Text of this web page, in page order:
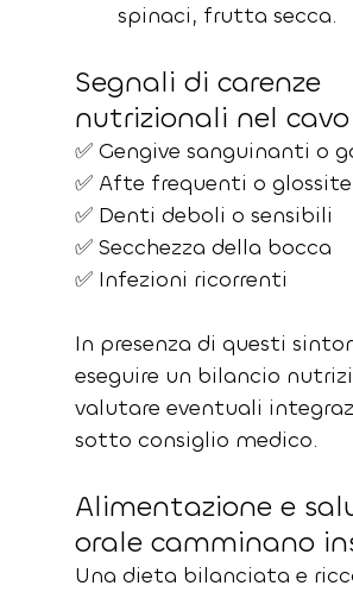
spinaci, frutta secca.
Segnali di carenze
nutrizionali nel
✅ Gengive sanguinanti o
✅ Afte frequenti o glossite
✅ Denti deboli o sensibili
✅ Secchezza della bocca
✅ Infezioni ricorrenti
In presenza di questi
eseguire un bilancio
valutare eventuali
sotto consiglio medico.
Alimentazione e
orale camminano
Una dieta bilanciata e